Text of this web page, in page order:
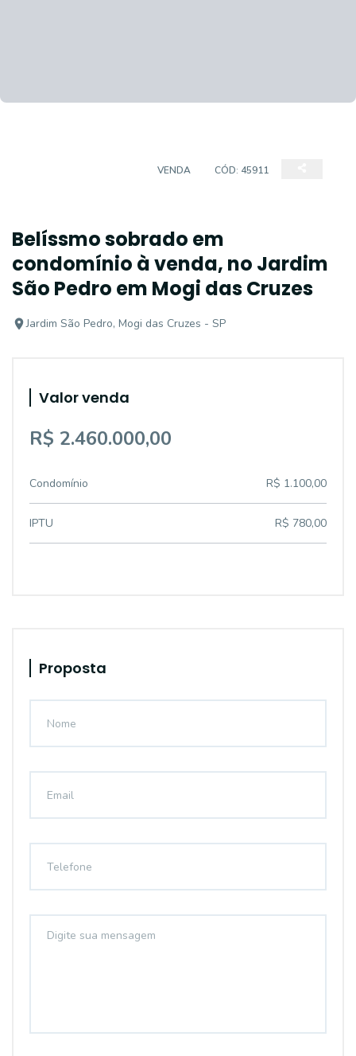
VENDA CÓD: 45911
Belíssmo sobrado em
condomínio à venda, no Jardim
São Pedro em Mogi das Cruzes
Jardim São Pedro, Mogi das Cruzes - SP
Valor venda
R$ 2.460.000,00
Condomínio R$ 1.100,00
IPTU R$ 780,00
Proposta